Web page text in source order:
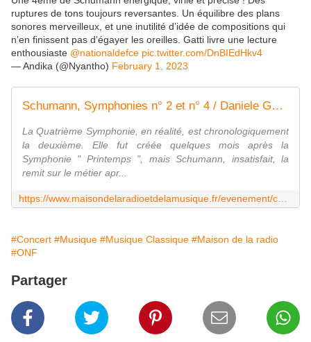
ruptures de tons toujours reversantes. Un équilibre des plans
sonores merveilleux, et une inutilité d’idée de compositions qui
n’en finissent pas d’égayer les oreilles. Gatti livre une lecture
enthousiaste @nationaldefce pic.twitter.com/DnBIEdHkv4
— Andika (@Nyantho) February 1, 2023
Schumann, Symphonies n° 2 et n° 4 / Daniele Gatti - Mercredi 01 Février 2023 - 20h00 Maison de la Radio et de la Musique - Auditorium
La Quatrième Symphonie, en réalité, est chronologiquement
la deuxième. Elle fut créée quelques mois après la
Symphonie " Printemps ", mais Schumann, insatisfait, la
remit sur le métier apr...
#Concert #Musique #Musique Classique #Maison de la radio
#ONF
Partager